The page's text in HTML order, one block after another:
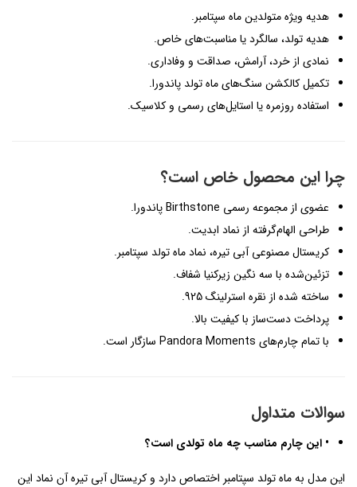
هدیه ویژه متولدین ماه سپتامبر.
هدیه تولد، سالگرد یا مناسبت‌های خاص.
نمادی از خرد، آرامش، صداقت و وفاداری.
تکمیل کالکشن سنگ‌های ماه تولد پاندورا.
استفاده روزمره یا استایل‌های رسمی و کلاسیک.
چرا این محصول خاص است؟
عضوی از مجموعه رسمی Birthstone پاندورا.
طراحی الهام‌گرفته از نماد ابدیت.
کریستال مصنوعی آبی تیره، نماد ماه تولد سپتامبر.
تزئین‌شده با سه نگین زیرکنیا شفاف.
ساخته شده از نقره استرلینگ 925.
پرداخت دست‌ساز با کیفیت بالا.
با تمام چارم‌های Pandora Moments سازگار است.
سوالات متداول
• این چارم مناسب چه ماه تولدی است؟
این مدل به ماه تولد سپتامبر اختصاص دارد و کریستال آبی تیره آن نماد این